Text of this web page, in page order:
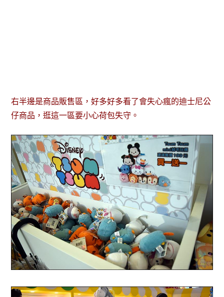
右半邊是商品販售區，好多好多看了會失心瘋的迪士尼公
仔商品，逛這一區要小心荷包失守。